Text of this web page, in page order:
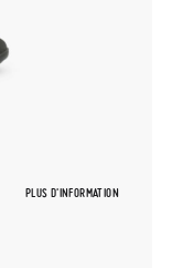
PLUS D'INFORMATION